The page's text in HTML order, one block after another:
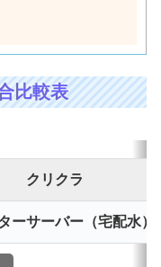
比較表
クリクラ
ーサーバー（宅配水）